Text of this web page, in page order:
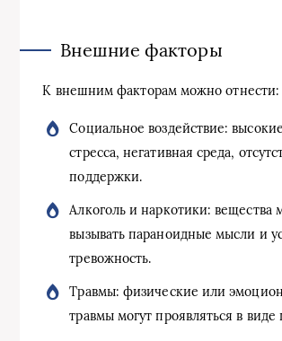
Внешние факторы
К внешним факторам можно отнести:
Социальное воздействие:
стресса, негативная среда,
поддержки.
Алкоголь и наркотики: вещества
вызывать параноидные мысли и
тревожность.
Травмы: физические или
травмы могут проявляться в виде